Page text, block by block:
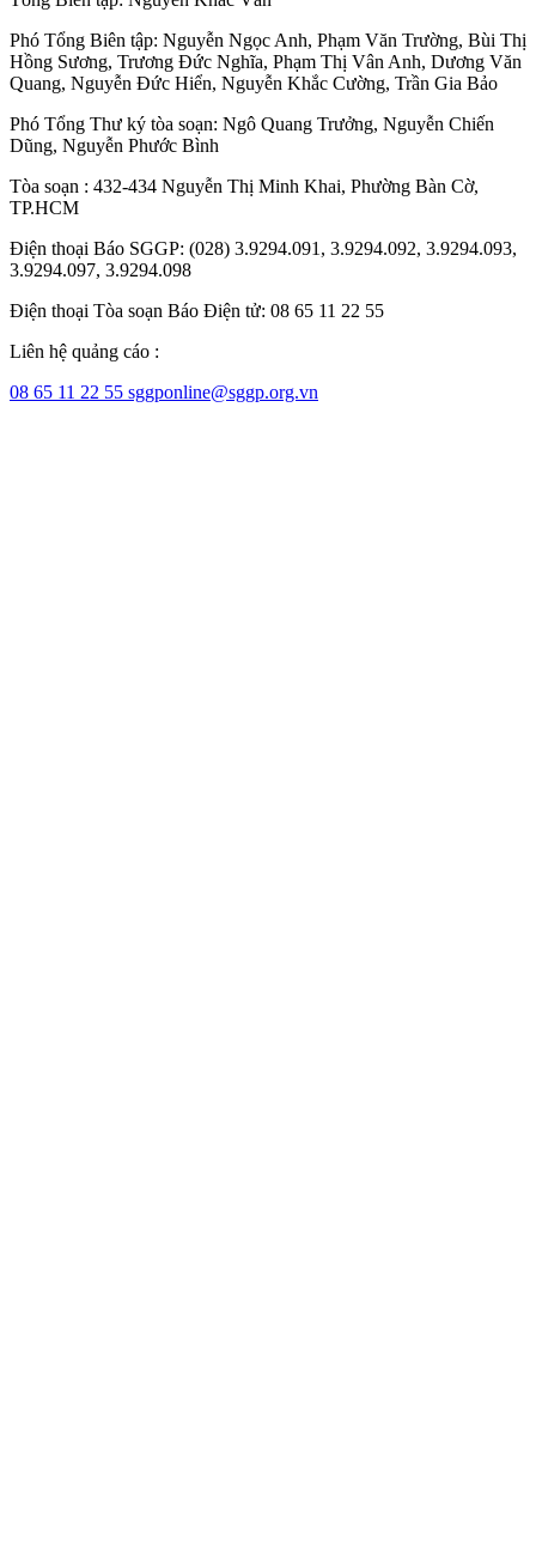
Phó Tổng Biên tập: Nguyễn Ngọc Anh, Phạm Văn Trường, Bùi Thị
Hồng Sương, Trương Đức Nghĩa, Phạm Thị Vân Anh, Dương Văn
Quang, Nguyễn Đức Hiển, Nguyễn Khắc Cường, Trần Gia Bảo
Phó Tổng Thư ký tòa soạn: Ngô Quang Trưởng, Nguyễn Chiến
Dũng, Nguyễn Phước Bình
Tòa soạn : 432-434 Nguyễn Thị Minh Khai, Phường Bàn Cờ,
TP.HCM
Điện thoại Báo SGGP: (028) 3.9294.091, 3.9294.092, 3.9294.093,
3.9294.097, 3.9294.098
Điện thoại Tòa soạn Báo Điện tử: 08 65 11 22 55
Liên hệ quảng cáo :
08 65 11 22 55 sggponline@sggp.org.vn